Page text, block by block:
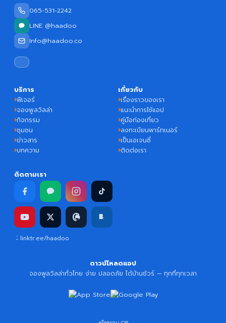
065-531-2242
LINE @haadoo
Info@haadoo.co
บริการ
ฟีเจอร์
จองพูลวิลล่า
กิจกรรม
ชุมชน
ข่าวสาร
บทความ
เกี่ยวกับ
เรื่องราวของเรา
แนะนำการใช้แอป
คู่มือท่องเที่ยว
ลงทะเบียนพาร์ทเนอร์
เป็นเอเจนซี่
ติดต่อเรา
ติดตามเรา
linktr.ee/haadoo
ดาวน์โหลดแอป
จองพูลวิลล่าทั่วไทย ง่าย ปลอดภัย ได้บ้านชัวร์ — ทุกที่ทุกเวลา